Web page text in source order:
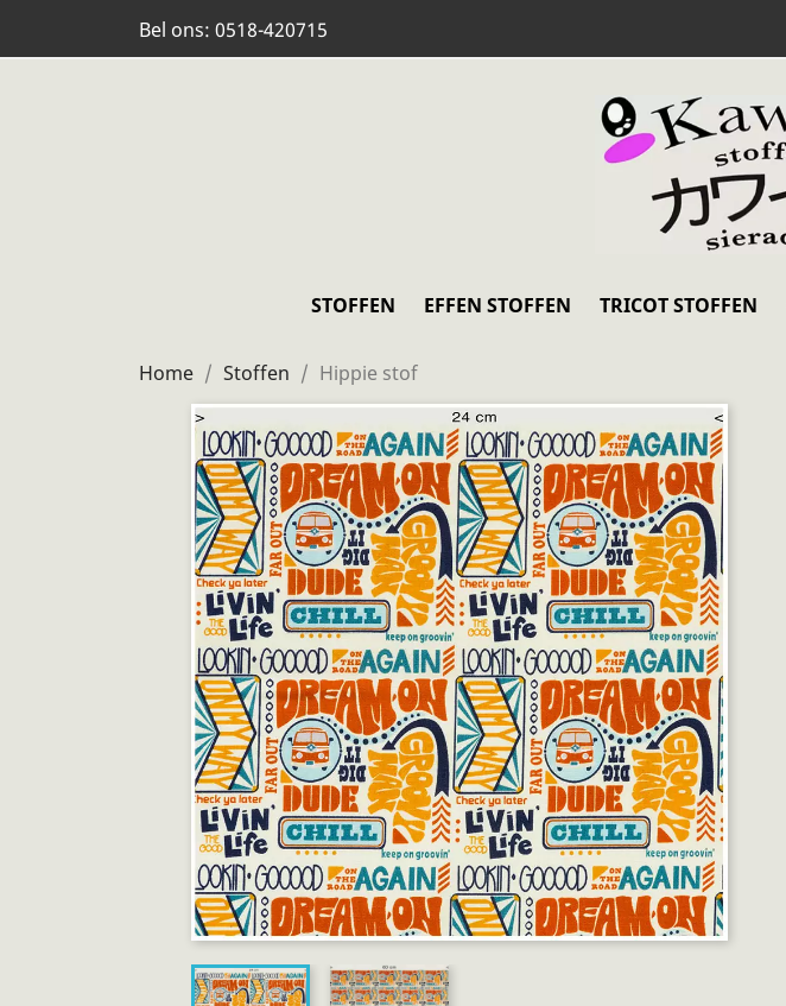
Bel ons: 0518-420715
STOFFEN EFFEN STOFFEN TRICOT STOFFEN
Home Stoffen Hippie stof